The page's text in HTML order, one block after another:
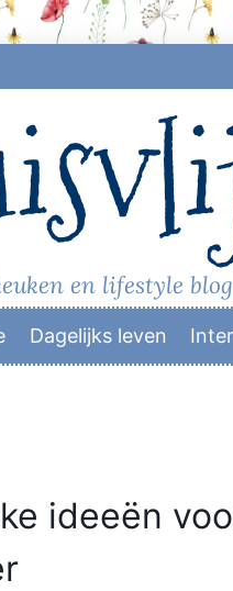
en lifestyle blog
Dagelijks leven
ideeën